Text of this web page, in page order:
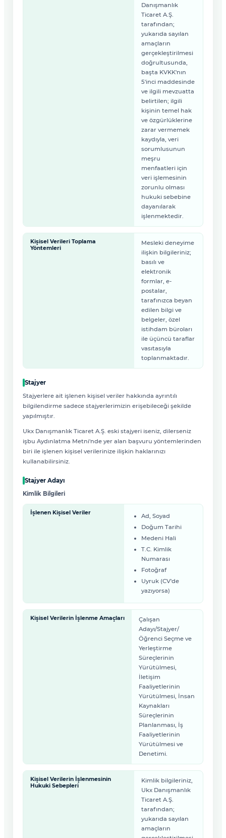
Danışmanlık
Ticaret A.Ş.
tarafından;
yukarıda sayılan
amaçların
gerçekleştirilmesi
doğrultusunda,
başta KVKK'nın
5'inci maddesinde
ve ilgili mevzuatta
belirtilen; ilgili
kişinin temel hak
ve özgürlüklerine
zarar vermemek
kaydıyla, veri
sorumlusunun
meşru
menfaatleri için
veri işlemesinin
zorunlu olması
hukuki sebebine
dayanılarak
işlenmektedir.
Kişisel Verileri Toplama
Yöntemleri
Mesleki deneyime
ilişkin bilgileriniz;
basılı ve
elektronik
formlar, e-
postalar,
tarafınızca beyan
edilen bilgi ve
belgeler, özel
istihdam büroları
ile üçüncü taraflar
vasıtasıyla
toplanmaktadır.
Stajyer
Stajyerlere ait işlenen kişisel veriler hakkında ayrıntılı
bilgilendirme sadece stajyerlerimizin erişebileceği şekilde
yapılmıştır.
Ukx Danışmanlık Ticaret A.Ş. eski stajyeri iseniz, dilerseniz
işbu Aydınlatma Metni'nde yer alan başvuru yöntemlerinden
biri ile işlenen kişisel verilerinize ilişkin haklarınızı
kullanabilirsiniz.
Stajyer Adayı
Kimlik Bilgileri
İşlenen Kişisel Veriler
Ad, Soyad
Doğum Tarihi
Medeni Hali
T.C. Kimlik
Numarası
Fotoğraf
Uyruk (CV'de
yazıyorsa)
Kişisel Verilerin İşlenme Amaçları
Çalışan
Adayı/Stajyer/
Öğrenci Seçme ve
Yerleştirme
Süreçlerinin
Yürütülmesi,
İletişim
Faaliyetlerinin
Yürütülmesi, İnsan
Kaynakları
Süreçlerinin
Planlanması, İş
Faaliyetlerinin
Yürütülmesi ve
Denetimi.
Kişisel Verilerin İşlenmesinin
Hukuki Sebepleri
Kimlik bilgileriniz,
Ukx Danışmanlık
Ticaret A.Ş.
tarafından;
yukarıda sayılan
amaçların